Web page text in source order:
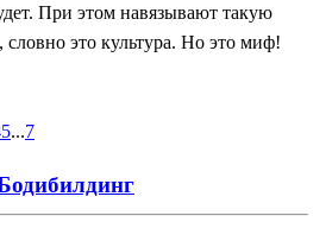
При этом навязывают такую
словно это культура. Но это миф!
5...7